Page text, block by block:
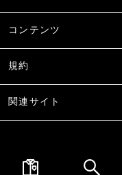
コンテンツ
規約
関連サイト